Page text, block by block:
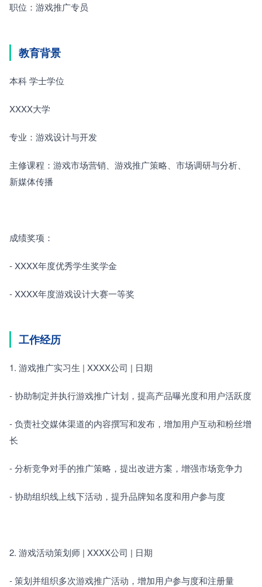
职位：游戏推广专员
教育背景
本科 学士学位
XXXX大学
专业：游戏设计与开发
主修课程：游戏市场营销、游戏推广策略、市场调研与分析、
新媒体传播
成绩奖项：
- XXXX年度优秀学生奖学金
- XXXX年度游戏设计大赛一等奖
工作经历
1. 游戏推广实习生 | XXXX公司 | 日期
- 协助制定并执行游戏推广计划，提高产品曝光度和用户活跃度
- 负责社交媒体渠道的内容撰写和发布，增加用户互动和粉丝增
长
- 分析竞争对手的推广策略，提出改进方案，增强市场竞争力
- 协助组织线上线下活动，提升品牌知名度和用户参与度
2. 游戏活动策划师 | XXXX公司 | 日期
- 策划并组织多次游戏推广活动，增加用户参与度和注册量